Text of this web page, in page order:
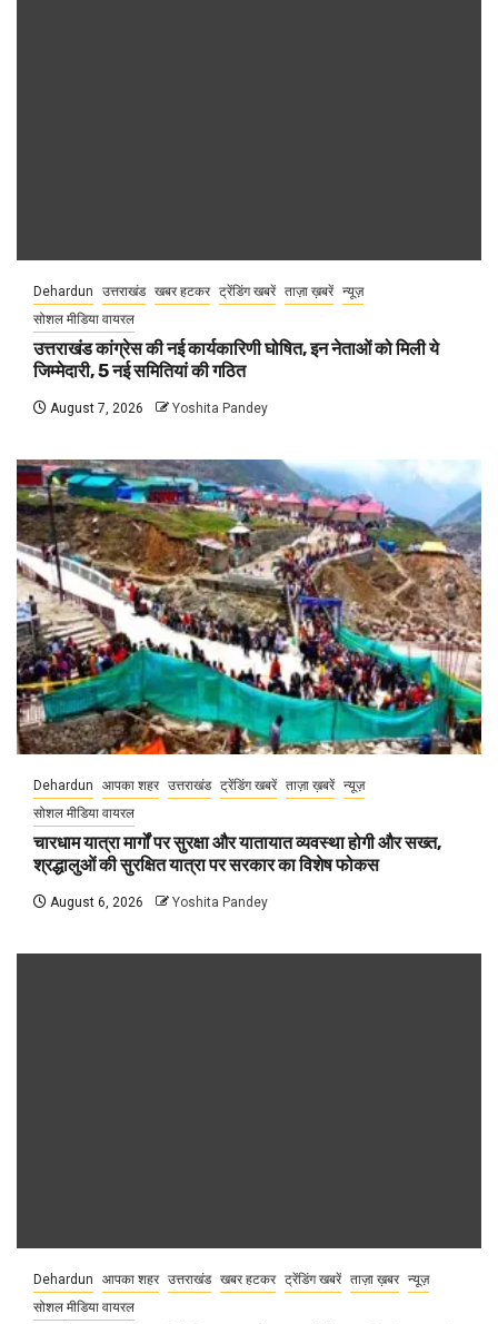
Dehardun उत्तराखंड खबर हटकर ट्रेंडिंग खबरें ताज़ा ख़बरें न्यूज़
सोशल मीडिया वायरल
उत्तराखंड कांग्रेस की नई कार्यकारिणी घोषित, इन नेताओं को मिली ये
जिम्मेदारी, 5 नई समितियां की गठित
August 7, 2026 Yoshita Pandey
Dehardun आपका शहर उत्तराखंड ट्रेंडिंग खबरें ताज़ा ख़बरें न्यूज़
सोशल मीडिया वायरल
चारधाम यात्रा मार्गों पर सुरक्षा और यातायात व्यवस्था होगी और सख्त,
श्रद्धालुओं की सुरक्षित यात्रा पर सरकार का विशेष फोकस
August 6, 2026 Yoshita Pandey
Dehardun आपका शहर उत्तराखंड खबर हटकर ट्रेंडिंग खबरें ताज़ा ख़बर न्यूज़
सोशल मीडिया वायरल